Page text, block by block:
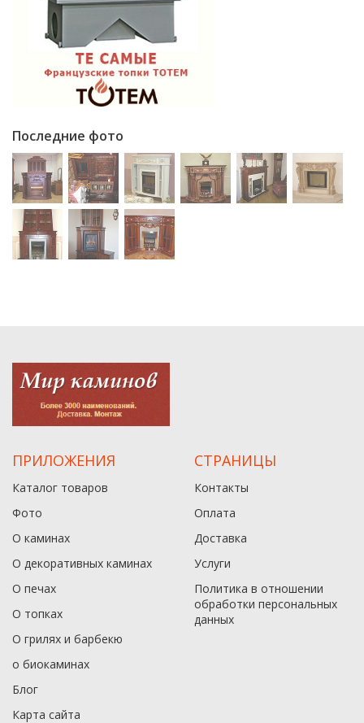
Последние фото
ПРИЛОЖЕНИЯ
Каталог товаров
Фото
О каминах
О декоративных каминах
О печах
О топках
О грилях и барбекю
о биокаминах
Блог
Карта сайта
СТРАНИЦЫ
Контакты
Оплата
Доставка
Услуги
Политика в отношении
обработки персональных
данныx